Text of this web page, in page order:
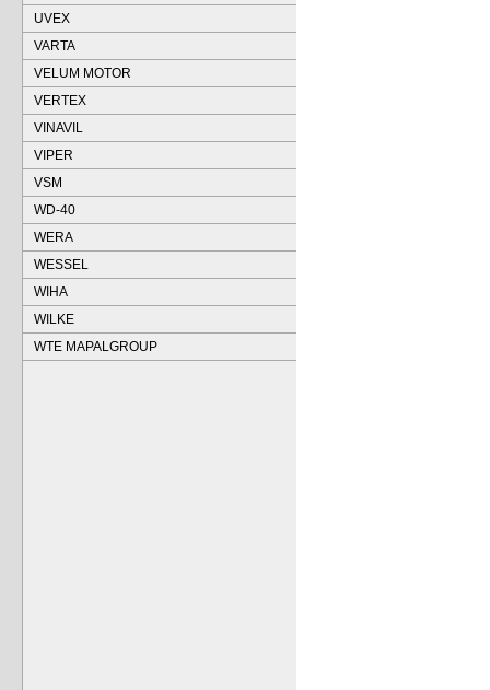
UVEX
VARTA
VELUM MOTOR
VERTEX
VINAVIL
VIPER
VSM
WD-40
WERA
WESSEL
WIHA
WILKE
WTE MAPALGROUP